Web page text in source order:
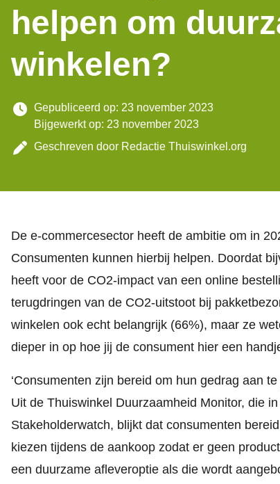
helpen om
winkelen?
Gepubliceerd op: 23 november 2023
Bijgewerkt op: 23 november 2023
Geschreven door Redactie Thuiswinkel.org
De e-commercesector heeft de ambitie om in
Consumenten kunnen hierbij helpen. Doordat
heeft voor de CO2-impact van een online
terugdringen van de CO2-uitstoot bij
winkelen ook echt belangrijk (66%), maar ze
dieper in op hoe jij de consument hier een
‘Consumenten zijn bereid om hun gedrag aan te
Uit de Thuiswinkel Duurzaamheid Monitor, die
Stakeholderwatch, blijkt dat consumenten
kiezen tijdens de aankoop zodat er geen
een duurzame afleveroptie als die wordt